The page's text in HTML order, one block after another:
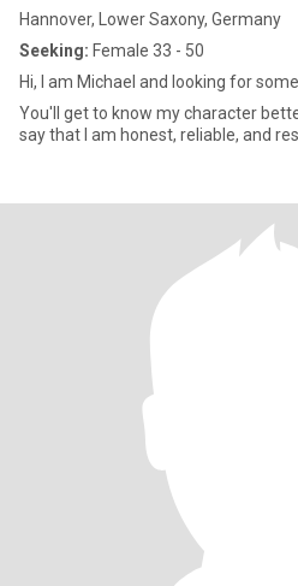
Hannover, Lower Saxony, Germany
Seeking: Female 33 - 50
Hi, I am Michael and looking for
You'll get to know my character
say that I am honest, reliable, and